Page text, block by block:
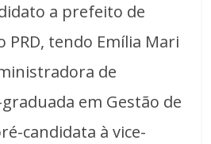
a prefeito de
PRD, tendo Emília Mari
de
em Gestão de
candidata à vice-